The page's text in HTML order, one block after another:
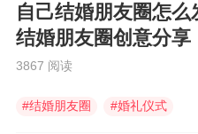
自己结婚朋友圈怎么
结婚朋友圈创意分享
3867 阅读
#结婚朋友圈 #婚礼仪式